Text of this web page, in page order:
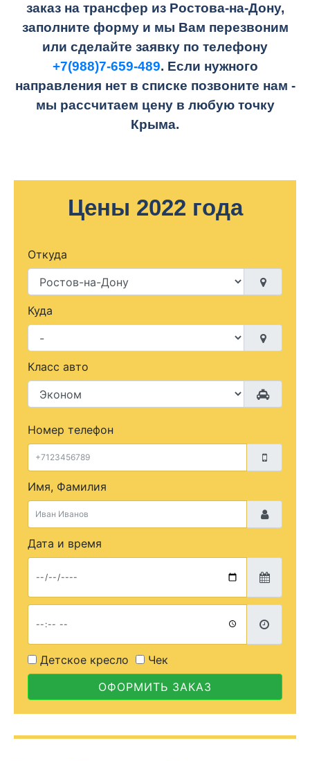
заказ на трансфер из Ростова-на-Дону,
заполните форму и мы Вам перезвоним
или сделайте заявку по телефону
+7(988)7-659-489. Если нужного
направления нет в списке позвоните нам -
мы рассчитаем цену в любую точку
Крыма.
Цены 2022 года
Откуда
Куда
Класс авто
Номер телефон
Имя, Фамилия
Дата и время
Детское кресло
Чек
ОФОРМИТЬ ЗАКАЗ